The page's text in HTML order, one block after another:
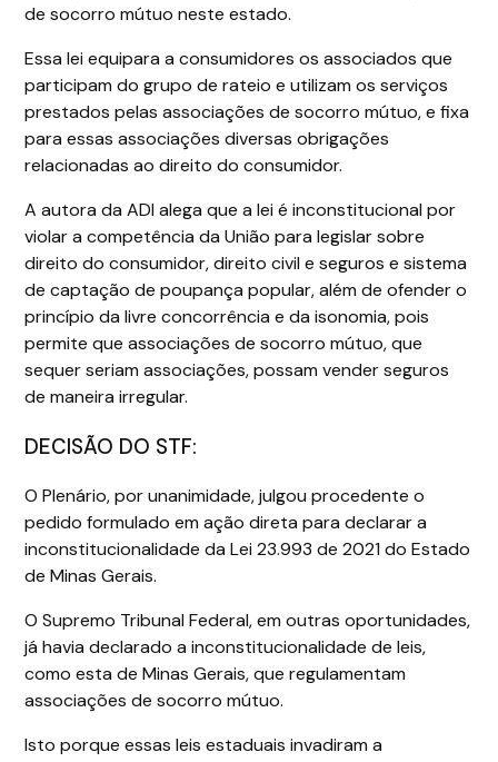
de socorro mútuo neste estado.
Essa lei equipara a consumidores os associados que
participam do grupo de rateio e utilizam os serviços
prestados pelas associações de socorro mútuo, e fixa
para essas associações diversas obrigações
relacionadas ao direito do consumidor.
A autora da ADI alega que a lei é inconstitucional por
violar a competência da União para legislar sobre
direito do consumidor, direito civil e seguros e sistema
de captação de poupança popular, além de ofender o
princípio da livre concorrência e da isonomia, pois
permite que associações de socorro mútuo, que
sequer seriam associações, possam vender seguros
de maneira irregular.
DECISÃO DO STF:
O Plenário, por unanimidade, julgou procedente o
pedido formulado em ação direta para declarar a
inconstitucionalidade da Lei 23.993 de 2021 do Estado
de Minas Gerais.
O Supremo Tribunal Federal, em outras oportunidades,
já havia declarado a inconstitucionalidade de leis,
como esta de Minas Gerais, que regulamentam
associações de socorro mútuo.
Isto porque essas leis estaduais invadiram a